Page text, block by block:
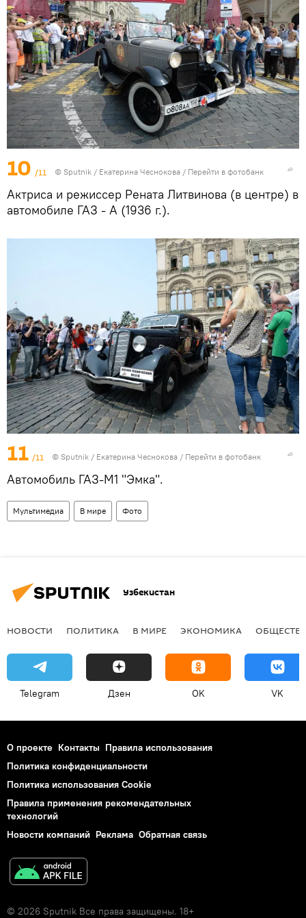
10 /11 © Sputnik / Екатерина Чеснокова / Перейти в фотобанк
Актриса и режиссер Рената Литвинова (в центре) в
автомобиле ГАЗ - А (1936 г.).
11 /11 © Sputnik / Екатерина Чеснокова / Перейти в фотобанк
Автомобиль ГАЗ-М1 "Эмка".
Мультимедиа В мире Фото
Узбекистан
НОВОСТИ ПОЛИТИКА В МИРЕ ЭКОНОМИКА
Telegram Дзен OK VK
О проекте Контакты Правила использования
Политика конфиденциальности
Политика использования Cookie
Правила применения рекомендательных
технологий
Новости компаний Реклама Обратная связь
© 2026 Sputnik Все права защищены. 18+